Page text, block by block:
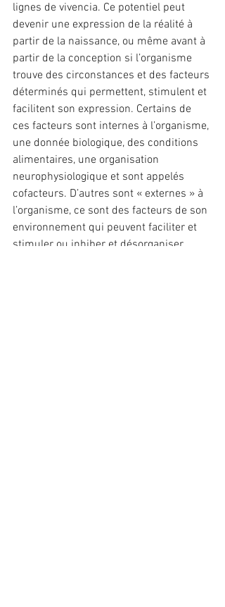
lignes de vivencia. Ce potentiel peut
devenir une expression de la réalité à
partir de la naissance, ou même avant à
partir de la conception si l’organisme
trouve des circonstances et des facteurs
déterminés qui permettent, stimulent et
facilitent son expression. Certains de
ces facteurs sont internes à l’organisme,
une donnée biologique, des conditions
alimentaires, une organisation
neurophysiologique et sont appelés
cofacteurs. D’autres sont « externes » à
l’organisme, ce sont des facteurs de son
environnement qui peuvent faciliter et
stimuler ou inhiber et désorganiser